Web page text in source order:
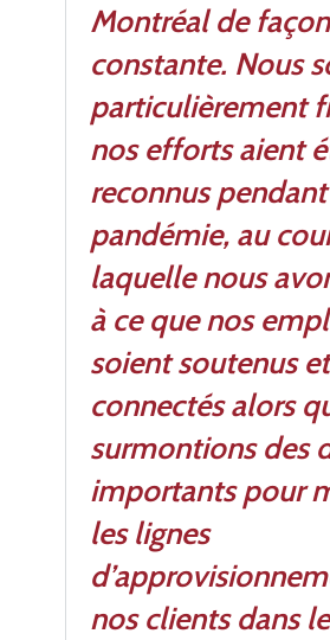
Montréal de
constante. Nous
particulièrement
nos efforts aient
reconnus
pandémie, au
laquelle nous
à ce que nos
soient soutenus et
connectés alors
surmontions des
importants pour
les lignes
nos clients dans